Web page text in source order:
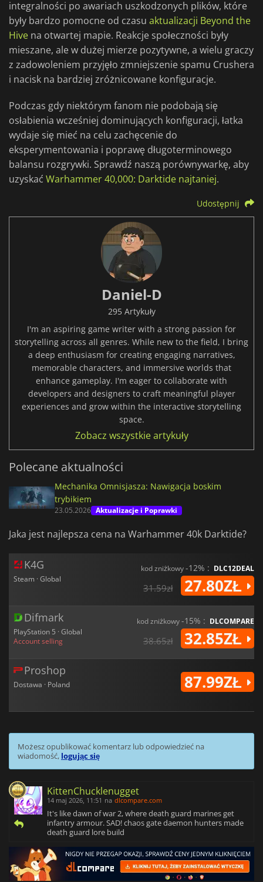
integralności po awariach uszkodzonych plików, które
były bardzo pomocne od czasu aktualizacji Beyond the
Hive na otwartej mapie. Reakcje społeczności były
mieszane, ale w dużej mierze pozytywne, a wielu graczy
z zadowoleniem przyjęło zmniejszenie spamu Crushera
i nacisk na bardziej zróżnicowane konfiguracje.
Podczas gdy niektórym fanom nie podobają się
osłabienia wcześniej dominujących konfiguracji, łatka
wydaje się mieć na celu zachęcenie do
eksperymentowania i poprawę długoterminowego
balansu rozgrywki. Sprawdź naszą porównywarkę, aby
uzyskać Warhammer 40,000: Darktide najtaniej.
Udostępnij
Daniel-D
295 Artykuły
I'm an aspiring game writer with a strong passion for
storytelling across all genres. While new to the field, I bring
a deep enthusiasm for creating engaging narratives,
memorable characters, and immersive worlds that
enhance gameplay. I'm eager to collaborate with
developers and designers to craft meaningful player
experiences and grow within the interactive storytelling
space.
Zobacz wszystkie artykuły
Polecane aktualności
Mechanika Omnisjasza: Nawigacja boskim
trybikiem
23.05.2026 Aktualizacje i Poprawki
Jaka jest najlepsza cena na Warhammer 40k Darktide?
K4G
Steam · Global
kod zniżkowy-12% : DLC12DEAL
31.59zł 27.80ZŁ
Difmark
PlayStation 5 · Global
Account selling
kod zniżkowy-15% : DLCOMPARE
38.65zł 32.85ZŁ
Proshop
Dostawa · Poland 87.99ZŁ
Możesz opublikować komentarz lub odpowiedzieć na
wiadomość, logując się
KittenChucklenugget
14 maj 2026, 11:51 na dlcompare.com
It's like dawn of war 2, where death guard marines get
infantry armour. SAD! chaos gate daemon hunters made
death guard lore build